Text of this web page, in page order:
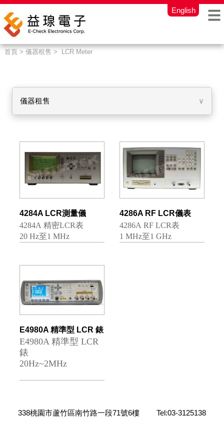
English
首頁 > 儀器租售 > LCR Meter
儀器租售 ∨
4284A LCR測量儀
4284A 精密LCR表
20 Hz至1 MHz
4286A RF LCR儀表
4286A RF LCR表
1 MHz至1 GHz
E4980A 精準型 LCR 錶
E4980A 精準型 LCR
錶
20Hz~2MHz
338桃園市蘆竹區南竹路一段71號6樓 Tel:03-3125138